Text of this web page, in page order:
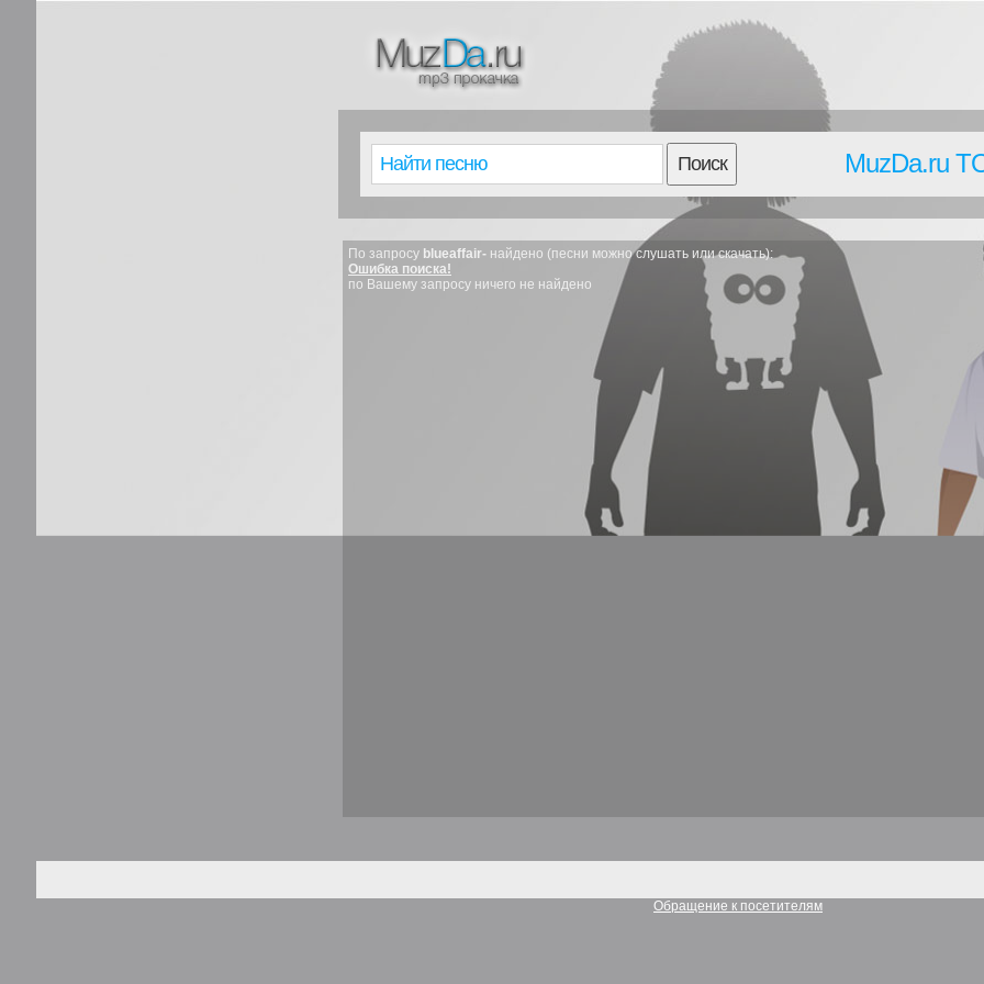
Поиск MuzDa.ru
По запросу blueaffair- найдено (песни можно слушать или скачать):
Ошибка поиска!
по Вашему запросу ничего не найдено
Обращение к посетителям